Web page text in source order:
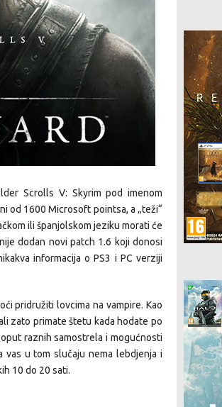
Scrolls V: Skyrim pod imenom
od 1600 Microsoft pointsa, a „teži“
ili španjolskom jeziku morati će
dodan novi patch 1.6 koji donosi
informacija o PS3 i PC verziji
pridružiti lovcima na vampire. Kao
zato primate štetu kada hodate po
raznih samostrela i mogućnosti
u tom slučaju nema lebdjenja i
10 do 20 sati.